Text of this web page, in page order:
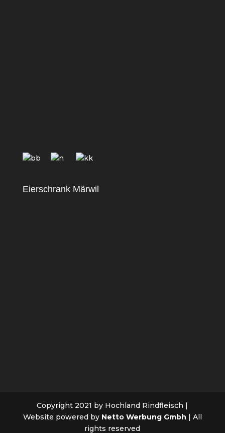
Eierschrank Märwil
Copyright 2021 by Hochland Rindfleisch |
Website powered by Netto Werbung Gmbh | All
rights reserved